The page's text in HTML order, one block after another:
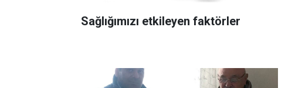
Sağlığımızı etkileyen faktörler